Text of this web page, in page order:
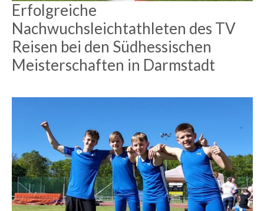
Erfolgreiche
Nachwuchsleichtathleten des TV
Reisen bei den Südhessischen
Meisterschaften in Darmstadt